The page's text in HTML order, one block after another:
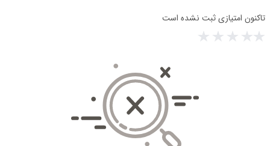
تاکنون امتیازی ثبت نشده است